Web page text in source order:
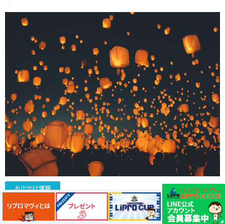
お出かけ情報
【さいたま市】幻想的な「七夕スカイランタン祭り2026」
開催！埼玉スタジアム近くで7月17日～ 23日